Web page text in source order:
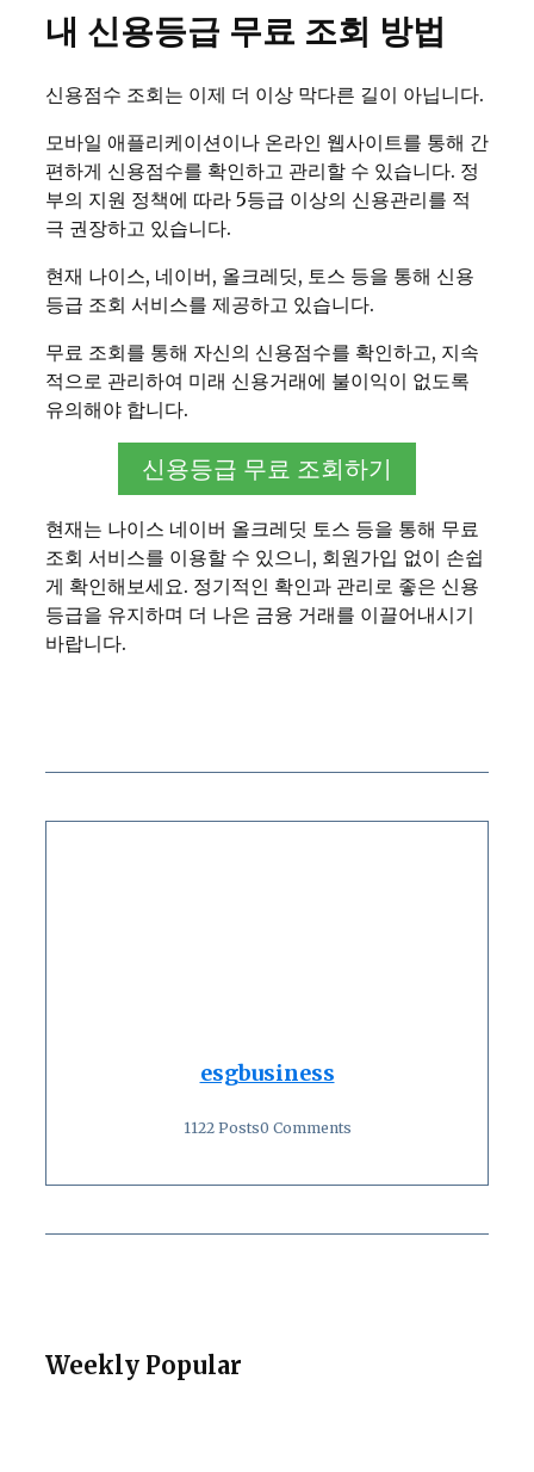
내 신용등급 무료 조회 방법
신용점수 조회는 이제 더 이상 막다른 길이 아닙니다.
모바일 애플리케이션이나 온라인 웹사이트를 통해 간
편하게 신용점수를 확인하고 관리할 수 있습니다. 정
부의 지원 정책에 따라 5등급 이상의 신용관리를 적
극 권장하고 있습니다.
현재 나이스, 네이버, 올크레딧, 토스 등을 통해 신용
등급 조회 서비스를 제공하고 있습니다.
무료 조회를 통해 자신의 신용점수를 확인하고, 지속
적으로 관리하여 미래 신용거래에 불이익이 없도록
유의해야 합니다.
신용등급 무료 조회하기
현재는 나이스 네이버 올크레딧 토스 등을 통해 무료
조회 서비스를 이용할 수 있으니, 회원가입 없이 손쉽
게 확인해보세요. 정기적인 확인과 관리로 좋은 신용
등급을 유지하며 더 나은 금융 거래를 이끌어내시기
바랍니다.
esgbusiness
1122 Posts0 Comments
Weekly Popular